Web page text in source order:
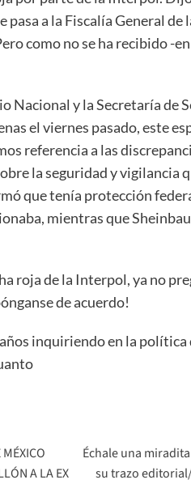
a la Fiscalía General de
como no se ha recibido -
Nacional y la Secretaría de
el viernes pasado, este
referencia a las
la seguridad y vigilancia
que tenía protección
mientras que
roja de la Interpol, ya no
de acuerdo!
inquiriendo en la
A LA EX
Échale una
su trazo